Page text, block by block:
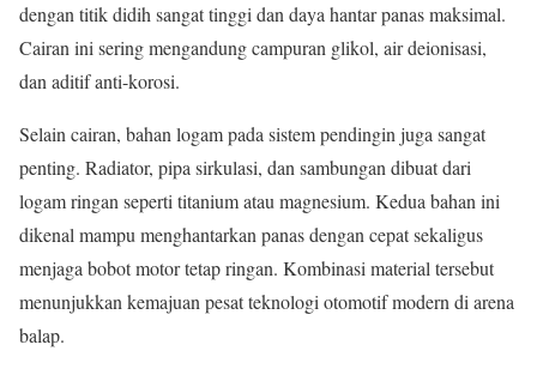
dengan titik didih sangat tinggi dan daya hantar panas maksimal.
Cairan ini sering mengandung campuran glikol, air deionisasi,
dan aditif anti-korosi.
Selain cairan, bahan logam pada sistem pendingin juga sangat
penting. Radiator, pipa sirkulasi, dan sambungan dibuat dari
logam ringan seperti titanium atau magnesium. Kedua bahan ini
dikenal mampu menghantarkan panas dengan cepat sekaligus
menjaga bobot motor tetap ringan. Kombinasi material tersebut
menunjukkan kemajuan pesat teknologi otomotif modern di arena
balap.